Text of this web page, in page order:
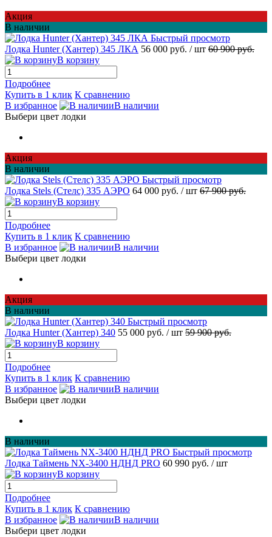
Акция
В наличии
Быстрый просмотр
Лодка Hunter (Хантер) 345 ЛКА 56 000 руб. / шт 60 900 руб.
В корзину
Подробнее
Купить в 1 клик К сравнению
В избранное
В наличии
Выбери цвет лодки
Акция
В наличии
Быстрый просмотр
Лодка Stels (Стелс) 335 АЭРО 64 000 руб. / шт 67 900 руб.
В корзину
Подробнее
Купить в 1 клик К сравнению
В избранное
В наличии
Выбери цвет лодки
Акция
В наличии
Быстрый просмотр
Лодка Hunter (Хантер) 340 55 000 руб. / шт 59 900 руб.
В корзину
Подробнее
Купить в 1 клик К сравнению
В избранное
В наличии
Выбери цвет лодки
В наличии
Быстрый просмотр
Лодка Таймень NX-3400 НДНД PRO 60 990 руб. / шт
В корзину
Подробнее
Купить в 1 клик К сравнению
В избранное
В наличии
Выбери цвет лодки